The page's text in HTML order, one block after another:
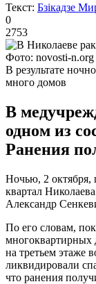
Текст: Бзікадзе
0
2753
Фото: novosti-n.org
В результате
много домов
В
одном из
Ранения
Ночью, 2 октября,
квартал
Александр
По его словам,
многоквартирных
на третьем этаже
ликвидировали
что ранения